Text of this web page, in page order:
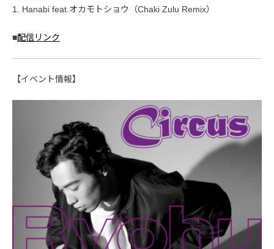
1. Hanabi feat.オカモトショウ（Chaki Zulu Remix）
■配信リンク
【イベント情報】